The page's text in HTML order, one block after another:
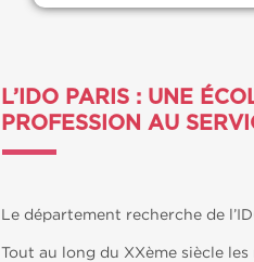
L’IDO PARIS : UNE
PROFESSION AU
Le département recherche de
Tout au long du XXème siècle